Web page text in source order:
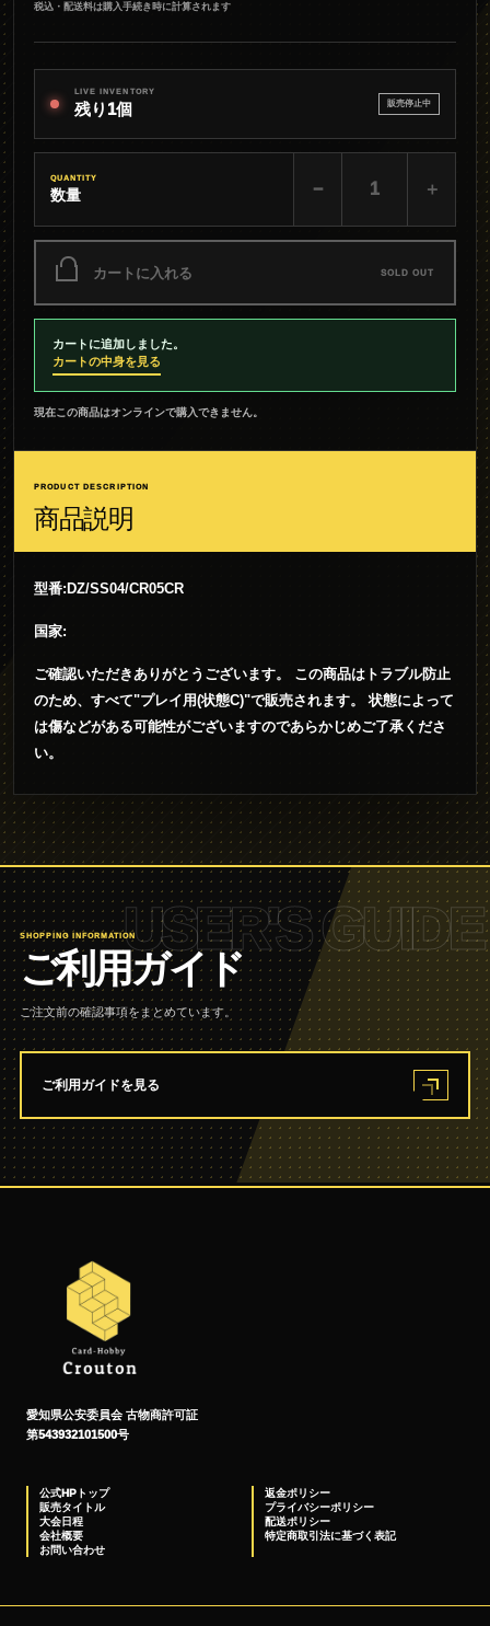
税込・配送料は購入手続き時に計算されます
LIVE INVENTORY
残り1個 販売停止中
QUANTITY
数量 − ＋
カートに入れる SOLD OUT
カートに追加しました。
カートの中身を見る
現在この商品はオンラインで購入できません。
PRODUCT DESCRIPTION
商品説明
型番:DZ/SS04/CR05CR
国家:
ご確認いただきありがとうございます。 この商品はトラブル防止
のため、すべて"プレイ用(状態C)"で販売されます。 状態によって
は傷などがある可能性がございますのであらかじめご了承くださ
い。
USER'S GUIDE
SHOPPING INFORMATION
ご利用ガイド
ご注文前の確認事項をまとめています。
ご利用ガイドを見る
愛知県公安委員会 古物商許可証
第543932101500号
公式HPトップ
販売タイトル
大会日程
会社概要
お問い合わせ
返金ポリシー
プライバシーポリシー
配送ポリシー
特定商取引法に基づく表記